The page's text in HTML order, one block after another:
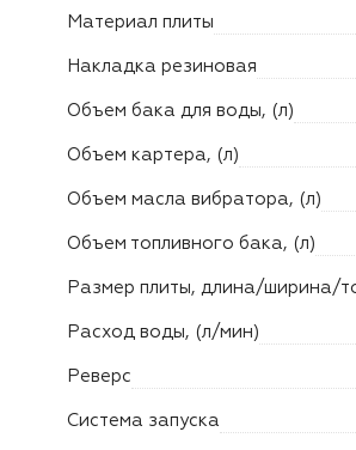
Материал плиты
Накладка резиновая
Объем бака для воды, (л)
Объем картера, (л)
Объем масла вибратора, (л)
Объем топливного бака, (л)
Размер плиты, длина/ширина/
Расход воды, (л/мин)
Реверс
Система запуска